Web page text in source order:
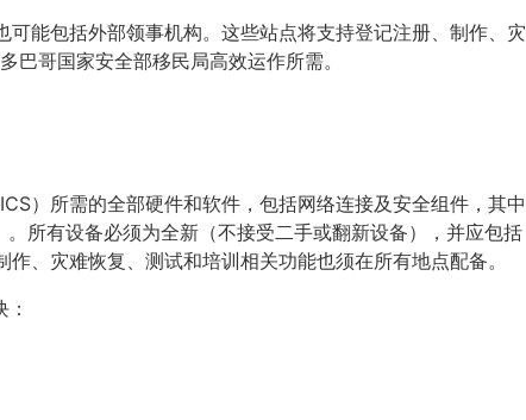
能包括外部领事机构。这些站点将支持登记注册、制作、灾
哥国家安全部移民局高效运作所需。
）所需的全部硬件和软件，包括网络连接及安全组件，其中
所有设备必须为全新（不接受二手或翻新设备），并应包括
、灾难恢复、测试和培训相关功能也须在所有地点配备。